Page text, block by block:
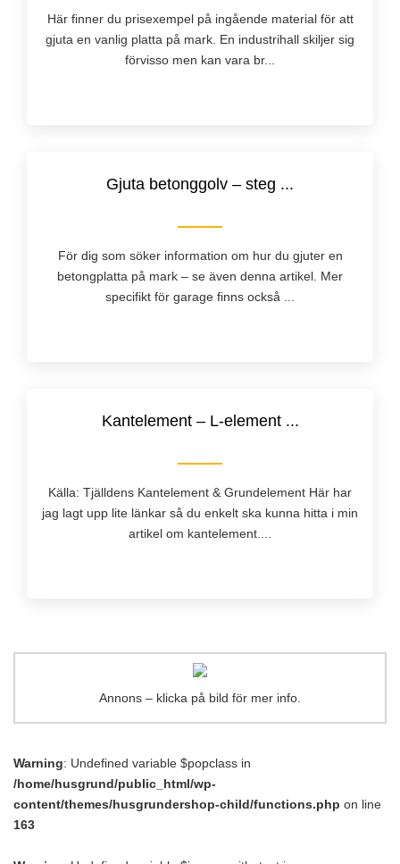
Här finner du prisexempel på ingående material för att
gjuta en vanlig platta på mark. En industrihall skiljer sig
förvisso men kan vara br...
Gjuta betonggolv – steg ...
För dig som söker information om hur du gjuter en
betongplatta på mark – se även denna artikel. Mer
specifikt för garage finns också ...
Kantelement – L-element ...
Källa: Tjälldens Kantelement & Grundelement Här har
jag lagt upp lite länkar så du enkelt ska kunna hitta i min
artikel om kantelement....
Annons – klicka på bild för mer info.
Warning: Undefined variable $popclass in
/home/husgrund/public_html/wp-
content/themes/husgrundershop-child/functions.php on line
163